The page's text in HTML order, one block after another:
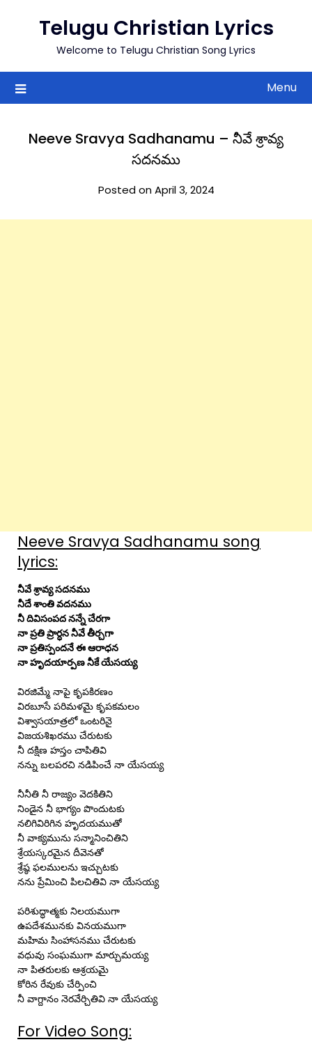
Telugu Christian Lyrics
Welcome to Telugu Christian Song Lyrics
Menu
Neeve Sravya Sadhanamu – నీవే శ్రావ్య
సదనము
Posted on April 3, 2024
Neeve Sravya Sadhanamu song
lyrics:
నీవే శ్రావ్య సదనము
నీదే శాంతి వదనము
నీ దివిసంపద నన్నే చేరగా
నా ప్రతి ప్రార్ధన నీవే తీర్చగా
నా ప్రతిస్పందనే ఈ ఆరాధన
నా హృదయార్పణ నీకే యేసయ్య
విరజిమ్మే నాపై కృపకిరణం
విరబూసే పరిమళమై కృపకమలం
విశ్వాసయాత్రలో ఒంటరినై
విజయశిఖరము చేరుటకు
నీ దక్షిణ హస్తం చాపితివి
నన్ను బలపరచి నడిపించే నా యేసయ్య
నీనీతి నీ రాజ్యం వెదకితిని
నిండైన నీ భాగ్యం పొందుటకు
నలిగివిరిగిన హృదయముతో
నీ వాక్యమును సన్మానించితిని
శ్రేయస్కరమైన దీవెనతో
శ్రేష్ఠ ఫలములను ఇచ్చుటకు
నను ప్రేమించి పిలచితివి నా యేసయ్య
పరిశుద్ధాత్మకు నిలయముగా
ఉపదేశమునకు వినయముగా
మహిమ సింహాసనము చేరుటకు
వధువు సంఘముగా మార్చుమయ్య
నా పితరులకు ఆశ్రయమై
కోరిన రేవుకు చేర్పించి
నీ వాగ్దానం నెరవేర్చితివి నా యేసయ్య
For Video Song: